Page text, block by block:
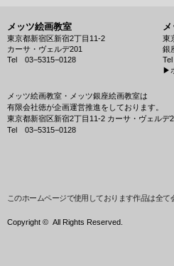
メッツ絵画教室
東京都新宿区新宿2丁目11-2
カーサ・ヴェルデ201
Tel 03−5315−0128
東
銀
▶︎
メッツ絵画教室・メッツ銀座絵画教室は
有限会社徳が企画運営推進をしております。
東京都新宿区新宿2丁目11-2 カーサ・ヴェルデ
Tel 03−5315−0128
このホームページで使用しております作品は全て
Copyright © All Rights Reserved.